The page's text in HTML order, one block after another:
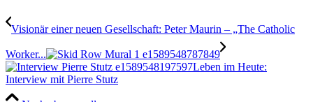
Visionär einer neuen Gesellschaft: Peter Maurin – „The Catholic
Worker...
Leben im Heute:
Interview mit Pierre Stutz